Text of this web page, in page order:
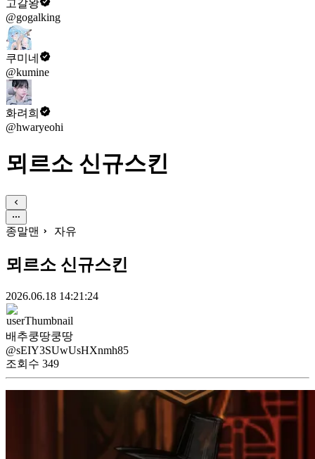
고갈왕
@gogalking
쿠미네
@kumine
화려희
@hwaryeohi
뫼르소 신규스킨
종말맨 자유
뫼르소 신규스킨
2026.06.18 14:21:24
배추쿵땅쿵땅
@sEIY3SUwUsHXnmh85
조회수 349